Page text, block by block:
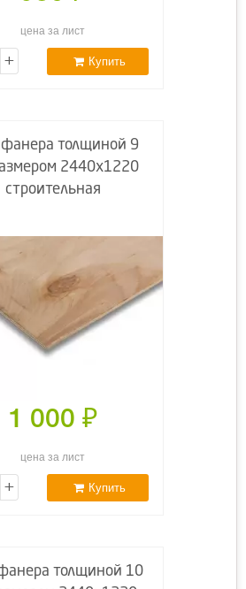
цена за лист
+ Купить
толщиной 9
2440х1220
строительная
1 000 ₽
цена за лист
+ Купить
толщиной 10